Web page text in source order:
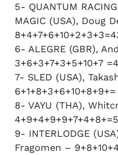
5- QUANTUM
MAGIC (USA), Doug
6- ALEGRE (GBR),
3+6+3+7+3+5+10+7
7- SLED (USA),
6+1+8+3+6+10+8+9+=
8- VAYU (THA),
9- INTERLODGE
Fragomen –